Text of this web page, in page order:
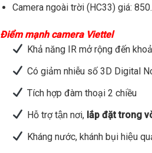
Camera ngoài trời (HC33) giá:
Điểm mạnh camera Viettel
Khả năng IR mở rộng đến
Có giảm nhiễu số 3D Digital
Tích hợp đàm thoại 2 chiều
Hỗ trợ tận nơi,lắp đặt trong
Kháng nước, khánh bụi hiệu